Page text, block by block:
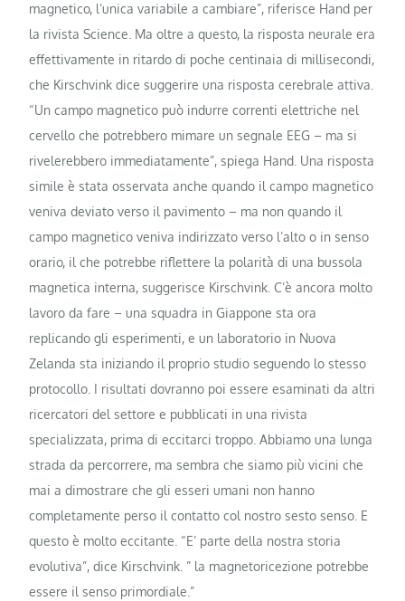
magnetico, l’unica variabile a cambiare”, riferisce Hand per
la rivista Science. Ma oltre a questo, la risposta neurale era
effettivamente in ritardo di poche centinaia di millisecondi,
che Kirschvink dice suggerire una risposta cerebrale attiva.
“Un campo magnetico può indurre correnti elettriche nel
cervello che potrebbero mimare un segnale EEG – ma si
rivelerebbero immediatamente”, spiega Hand. Una risposta
simile è stata osservata anche quando il campo magnetico
veniva deviato verso il pavimento – ma non quando il
campo magnetico veniva indirizzato verso l’alto o in senso
orario, il che potrebbe riflettere la polarità di una bussola
magnetica interna, suggerisce Kirschvink. C’è ancora molto
lavoro da fare – una squadra in Giappone sta ora
replicando gli esperimenti, e un laboratorio in Nuova
Zelanda sta iniziando il proprio studio seguendo lo stesso
protocollo. I risultati dovranno poi essere esaminati da altri
ricercatori del settore e pubblicati in una rivista
specializzata, prima di eccitarci troppo. Abbiamo una lunga
strada da percorrere, ma sembra che siamo più vicini che
mai a dimostrare che gli esseri umani non hanno
completamente perso il contatto col nostro sesto senso. E
questo è molto eccitante. “E’ parte della nostra storia
evolutiva”, dice Kirschvink. ” la magnetoricezione potrebbe
essere il senso primordiale.”